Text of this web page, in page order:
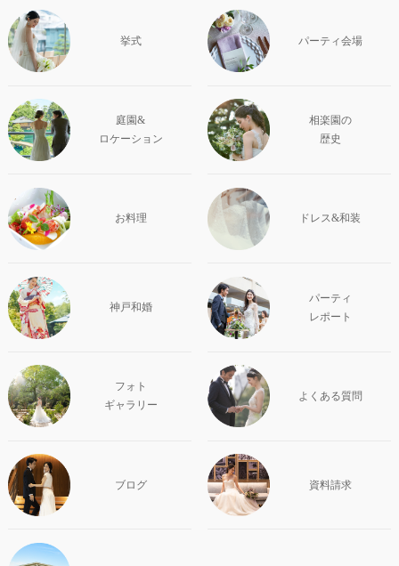
挙式 パーティ会場
庭園&
ロケーション
相楽園の
歴史
お料理 ドレス&和装
神戸和婚
パーティ
レポート
フォト
ギャラリー
よくある質問
ブログ 資料請求